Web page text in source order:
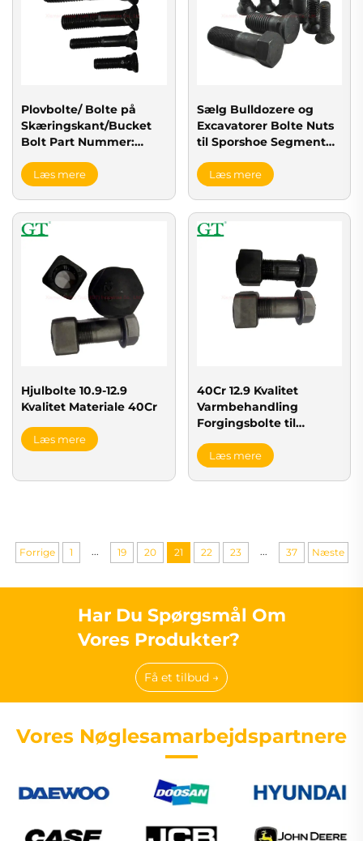
Plovbolte/ Bolte på
Skæringskant/Bucket
Bolt Part Nummer:
Læs mere
Sælg Bulldozere og
Excavatorer Bolte Nuts
til Sporshoe Segment
Læs mere
Hjulbolte 10.9-12.9
Kvalitet Materiale 40Cr
Læs mere
40Cr 12.9 Kvalitet
Varmbehandling
Forgingsbolte til
Læs mere
Forrige 1 ... 19 20 21 22 23 ... 37 Næste
Har Du Spørgsmål Om
Vores Produkter?
Få et tilbud →
Vores Nøglesamarbejdspartnere